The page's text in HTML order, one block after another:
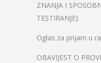
ZNANJA I
TESTIRANJE)
Oglas za prijam u
OBAVIJEST O